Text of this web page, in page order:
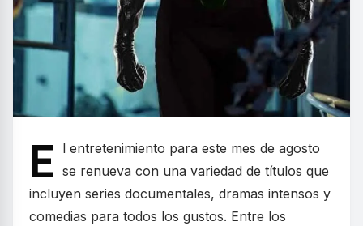
E
l entretenimiento para este mes de agosto
se renueva con una variedad de títulos que
incluyen series documentales, dramas intensos y
comedias para todos los gustos. Entre los